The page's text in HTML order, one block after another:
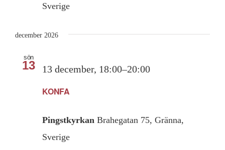
Sverige
december 2026
sön
13
KONFA
13 december, 18:00–20:00
Pingstkyrkan Brahegatan 75, Gränna,
Sverige